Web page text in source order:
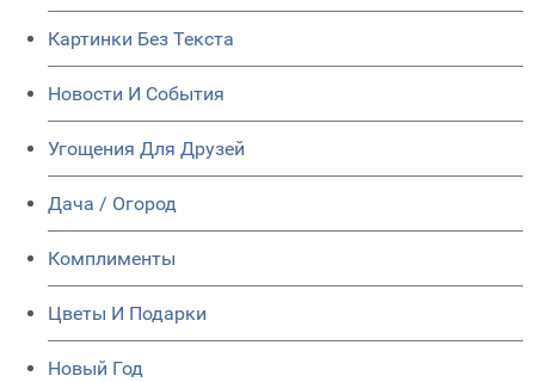
Картинки Без Текста
Новости И События
Угощения Для Друзей
Дача / Огород
Комплименты
Цветы И Подарки
Новый Год